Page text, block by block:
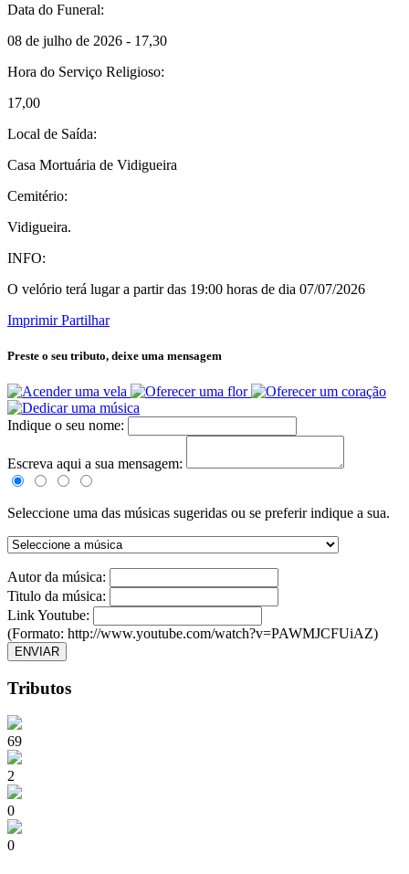
Data do Funeral:
08 de julho de 2026 - 17,30
Hora do Serviço Religioso:
17,00
Local de Saída:
Casa Mortuária de Vidigueira
Cemitério:
Vidigueira.
INFO:
O velório terá lugar a partir das 19:00 horas de dia 07/07/2026
Imprimir Partilhar
Preste o seu tributo, deixe uma mensagem
Indique o seu nome:
Escreva aqui a sua mensagem:
Seleccione uma das músicas sugeridas ou se preferir indique a sua.
Autor da música:
Titulo da música:
Link Youtube:
(Formato: http://www.youtube.com/watch?v=PAWMJCFUiAZ)
ENVIAR
Tributos
69
2
0
0